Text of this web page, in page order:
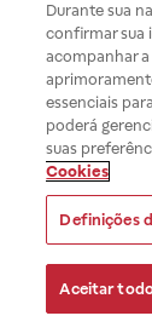
Durante sua
confirmar sua
acompanhar
essenciais
poderá
suas
Cookies
Definições
Aceitar